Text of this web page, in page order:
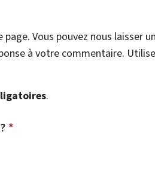
Vous pouvez nous laisser
à votre commentaire.
.
*